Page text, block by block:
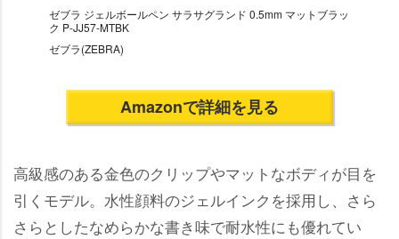
ゼブラ ジェルボールペン サラサグランド 0.5mm マットブラッ
ク P-JJ57-MTBK
ゼブラ(ZEBRA)
Amazonで詳細を見る
高級感のある金色のクリップやマットなボディが目を
引くモデル。水性顔料のジェルインクを採用し、さら
さらとしたなめらかな書き味で耐水性にも優れてい